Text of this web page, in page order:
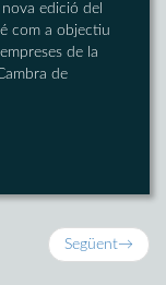
edició del
com a objectiu
de la
de
Següent→